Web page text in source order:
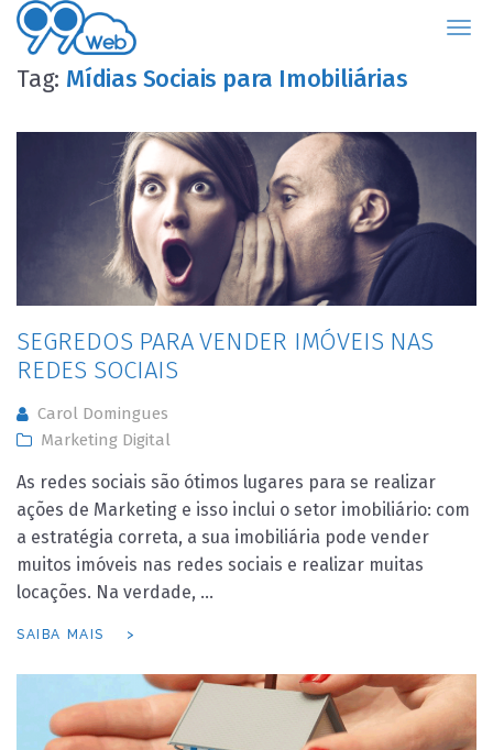
Tag: Mídias Sociais para Imobiliárias
SEGREDOS PARA VENDER IMÓVEIS NAS
REDES SOCIAIS
Carol Domingues
Marketing Digital
As redes sociais são ótimos lugares para se realizar
ações de Marketing e isso inclui o setor imobiliário: com
a estratégia correta, a sua imobiliária pode vender
muitos imóveis nas redes sociais e realizar muitas
locações. Na verdade, …
SAIBA MAIS